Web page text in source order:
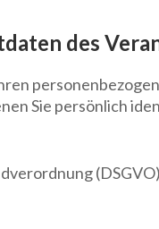
des
Sie persönlich